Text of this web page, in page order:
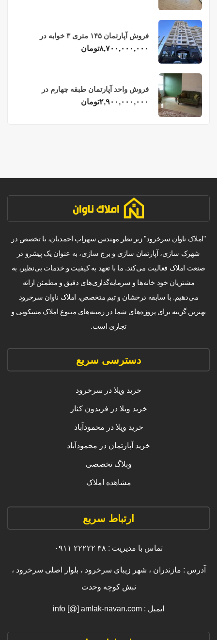
فروش آپارتمان ۱۴۵ متری ۳ خوابه در
فریدونکنار
۸,۷۰۰,۰۰۰,۰۰۰تومان
فروش واحد آپارتمان طبقه چهارم در
فریدونکنار
۲,۹۰۰,۰۰۰,۰۰۰تومان
"املاک ناوان سرخرود" زیر نظر مهندس سهراب احمدیان، با تخصص در
شهرک سازی، آپارتمان سازی و برج سازی، به عنوان یک پیشرو در
صنعت املاک فعالیت می‌کند. ما با تعهد به کیفیت و خدمات بی‌نظیر، به
مشتریان خود خانه‌ها و سرمایه‌گذاری‌های دقیق و مطمئن ارائه
می‌دهیم. با سابقه درخشان و تیم متخصص، املاک ناوان سرخرود
بهترین گزینه برای پروژه‌های شما در زمینه‌های متنوع املاک مسکونی و
تجاری است.
دسترسی سریع
خرید ویلا در سرخرود
خرید ویلا در فریدون کنار
خرید ویلا در محمودآباد
خرید آپارتمان در محمودآباد
وبلاگ تخصصی
مشاهده املاک
ارتباط سریع
تماس با مدیریت : ۳۸ ۲۲۲۲۲ ۰۹۱۱
آدرس : مازندران ، شهر زیبای سرخرود ، بلوار اصلی سرخرود ،
نبش کوچه وحدت
ایمیل : info [@] amlak-navan.com